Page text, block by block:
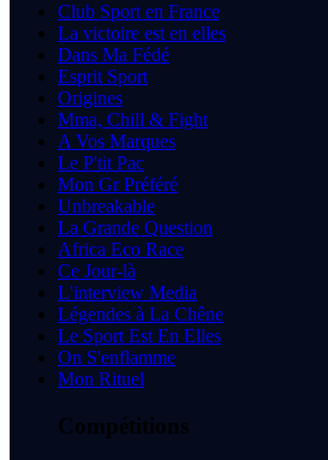
Club Sport en France
La victoire est en elles
Dans Ma Fédé
Esprit Sport
Origines
Mma, Chill & Fight
A Vos Marques
Le P'tit Pac
Mon Gr Préféré
Unbreakable
La Grande Question
Africa Eco Race
Ce Jour-là
L'interview Media
Légendes à La Chêne
Le Sport Est En Elles
On S'enflamme
Mon Rituel
Compétitions